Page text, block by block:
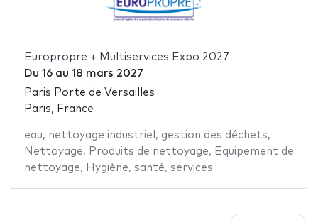
Europropre + Multiservices Expo 2027
Du 16au 18 mars 2027
Paris Porte de Versailles
Paris, France
eau, nettoyage industriel , gestion des déchets,
Nettoyage, Produits de nettoyage, Equipement de
nettoyage, Hygiène, santé, services